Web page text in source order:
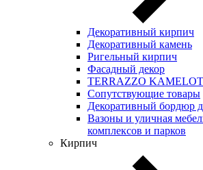
Декоративный кирпич
Декоративный камень
Ригельный кирпич
Фасадный декор
TERRAZZO KAMELOT
Сопутствующие товары
Декоративный бордюр
Вазоны и уличная
комплексов и парков
Кирпич